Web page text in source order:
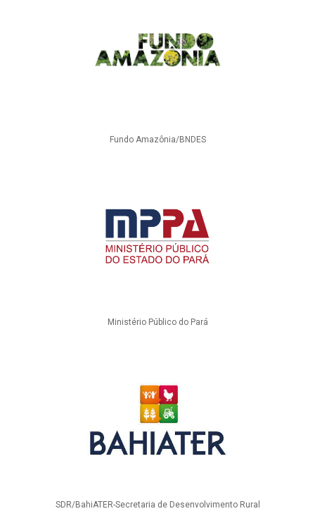
Fundo Amazônia/BNDES
Ministério Público do Pará
SDR/BahiATER-Secretaria de Desenvolvimento Rural